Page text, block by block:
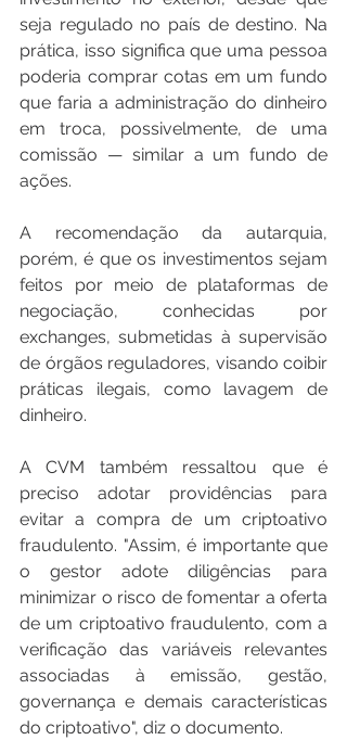
seja regulado no país de destino. Na
prática, isso significa que uma pessoa
poderia comprar cotas em um fundo
que faria a administração do dinheiro
em troca, possivelmente, de uma
comissão — similar a um fundo de
ações.
A recomendação da autarquia,
porém, é que os investimentos sejam
feitos por meio de plataformas de
negociação, conhecidas por
exchanges, submetidas à supervisão
de órgãos reguladores, visando coibir
práticas ilegais, como lavagem de
dinheiro.
A CVM também ressaltou que é
preciso adotar providências para
evitar a compra de um criptoativo
fraudulento. "Assim, é importante que
o gestor adote diligências para
minimizar o risco de fomentar a oferta
de um criptoativo fraudulento, com a
verificação das variáveis relevantes
associadas à emissão, gestão,
governança e demais características
do criptoativo", diz o documento.